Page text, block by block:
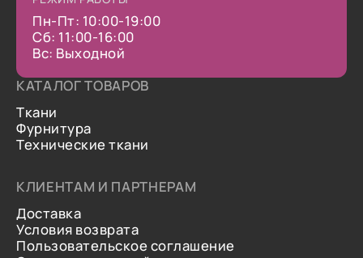
Пн-Пт: 10:00-19:00
Сб: 11:00-16:00
Вс: Выходной
КАТАЛОГ ТОВАРОВ
Ткани
Фурнитура
Технические ткани
КЛИЕНТАМ И ПАРТНЕРАМ
Доставка
Условия возврата
Пользовательское соглашение